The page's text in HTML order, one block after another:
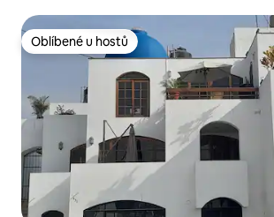
Oblíbené u hostů
Oblíbené u hostů